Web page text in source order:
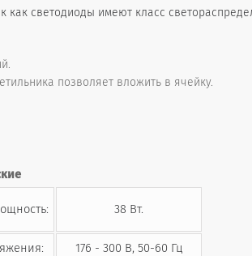
как светодиоды имеют класс
позволяет вложить в ячейку.
38 Вт.
176 - 300 В, 50-60 Гц